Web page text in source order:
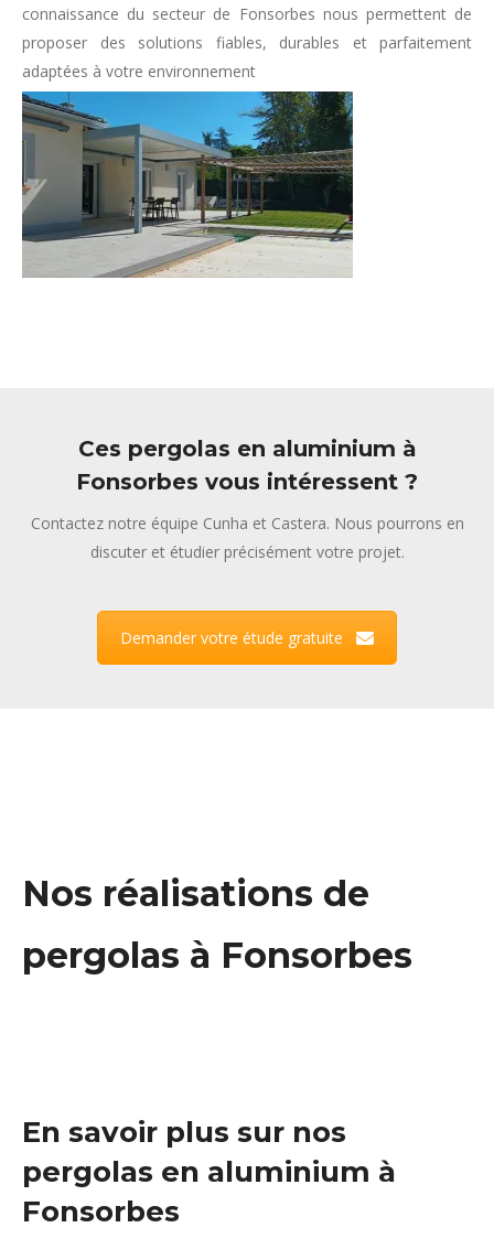
connaissance du secteur de Fonsorbes nous permettent de
proposer des solutions fiables, durables et parfaitement
adaptées à votre environnement
Ces pergolas en aluminium à
Fonsorbes vous intéressent ?
Contactez notre équipe Cunha et Castera. Nous pourrons en
discuter et étudier précisément votre projet.
Demander votre étude gratuite
Nos réalisations de
pergolas à Fonsorbes
En savoir plus sur nos
pergolas en aluminium à
Fonsorbes